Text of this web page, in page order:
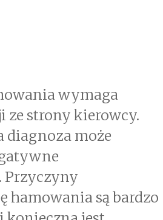
wymaga
ze strony kierowcy.
diagnoza może
Przyczyny
hamowania są bardzo